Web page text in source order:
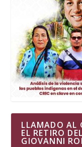
LLAMADO AL
EL RETIRO
GIOVANNI